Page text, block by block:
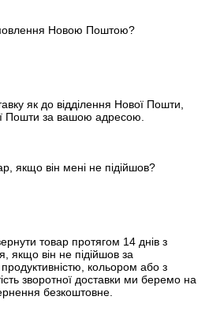
Новою Поштою?
як до відділення Нової Пошти,
Пошти за вашою адресою.
якщо він мені не підійшов?
товар протягом 14 днів з
якщо він не підійшов за
кольором або з
зворотної доставки ми беремо на
безкоштовне.